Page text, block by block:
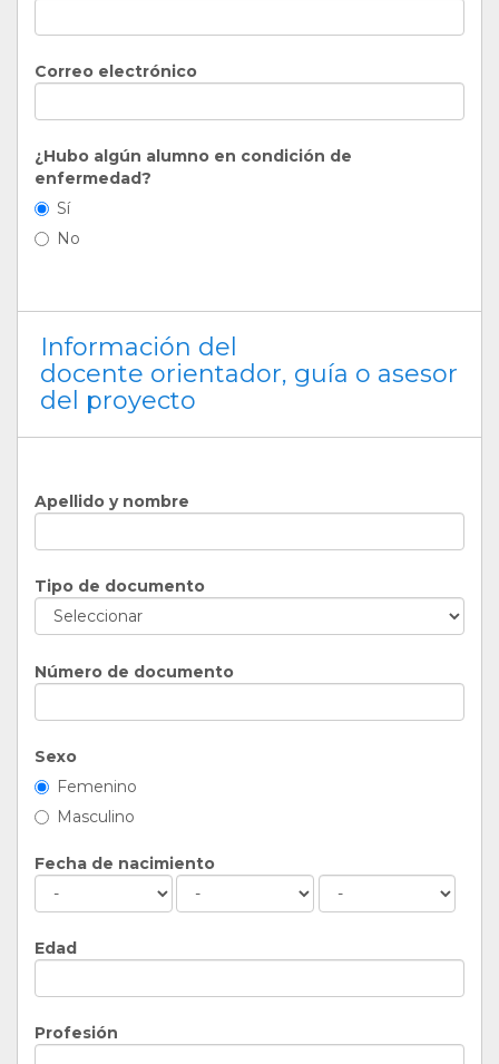
Correo electrónico
¿Hubo algún alumno en condición de
enfermedad?
Sí
No
Información del
docente orientador, guía o asesor
del proyecto
Apellido y nombre
Tipo de documento
Número de documento
Sexo
Femenino
Masculino
Fecha de nacimiento
Edad
Profesión